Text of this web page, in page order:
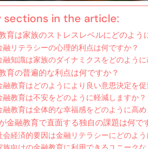
sections in the article:
育は家族のストレスレベルにどのよう
融リテラシーの心理的利点は何ですか？
融知識は家族のダイナミクスをどのように
育の普遍的な利点は何ですか？
融教育はどのようにより良い意思決定を促
融教育は不安をどのように軽減しますか？
融教育は全体的な幸福感をどのように高め
金融教育で直面する独自の課題は何で
会経済的要因は金融リテラシーにどのよ